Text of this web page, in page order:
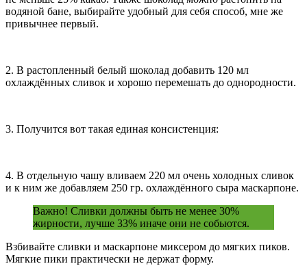
водяной бане, выбирайте удобный для себя способ, мне же
привычнее первый.
2. В растопленный белый шоколад добавить 120 мл
охлаждённых сливок и хорошо перемешать до однородности.
3. Получится вот такая единая консистенция:
4. В отдельную чашу вливаем 220 мл очень холодных сливок
и к ним же добавляем 250 гр. охлаждённого сыра маскарпоне.
Важно! Сливки должны быть не менее 30%
жирности, лучше 33% иначе они не собьются.
Взбивайте сливки и маскарпоне миксером до мягких пиков.
Мягкие пики практически не держат форму.